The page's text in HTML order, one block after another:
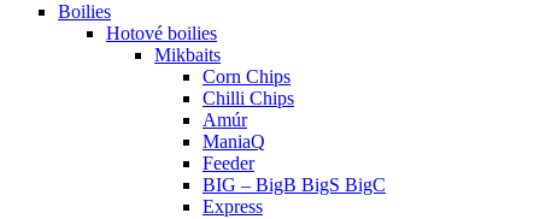
Boilies
Hotové boilies
Mikbaits
Corn Chips
Chilli Chips
Amúr
ManiaQ
Feeder
BIG – BigB BigS BigC
Express